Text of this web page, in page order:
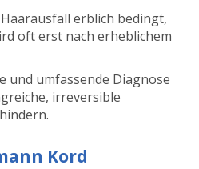
erblich bedingt,
oft erst nach erheblichem
und umfassende Diagnose
irreversible
Kord